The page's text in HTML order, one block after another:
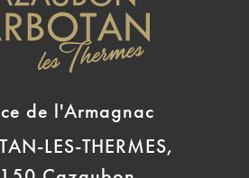
de l'Armagnac
LES-THERMES,